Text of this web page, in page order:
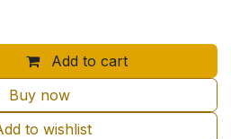
Add to cart
Buy now
to wishlist